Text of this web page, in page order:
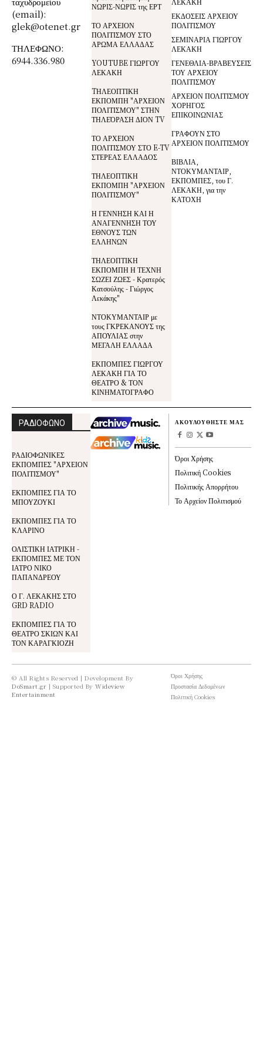
(email):
glek@otenet.gr
ΤΗΛΕΦΩΝΟ:
6944.336.980
ΝΩΡΙΣ-ΝΩΡΙΣ της ΕΡΤ
ΤΟ ΑΡΧΕΙΟΝ
ΠΟΛΙΤΙΣΜΟΥ ΣΤΟ
ΑΡΩΜΑ ΕΛΛΑΔΑΣ
YOUTUBE ΓΙΩΡΓΟΥ
ΛΕΚΑΚΗ
TΗΛΕΟΠΤΙΚΗ
ΕΚΠΟΜΠΗ "ΑΡΧΕΙΟΝ
ΠΟΛΙΤΙΣΜΟΥ" ΣΤΗΝ
ΤΗΛΕΌΡΑΣΗ ΔΙΟΝ TV
ΤΟ ΑΡΧΕΙΟΝ
ΠΟΛΙΤΙΣΜΟΥ ΣΤΟ E-TV
ΣΤΕΡΕΑΣ ΕΛΛΑΔΟΣ
ΤΗΛΕΟΠΤΙΚΗ
ΕΚΠΟΜΠΗ "ΑΡΧΕΙΟΝ
ΠΟΛΙΤΙΣΜΟΥ"
Η ΓΕΝΝΗΣΗ ΚΑΙ Η
ΑΝΑΓΕΝΝΗΣΗ ΤΟΥ
ΕΘΝΟΥΣ ΤΩΝ
ΕΛΛΗΝΩΝ
ΤΗΛΕΟΠΤΙΚΗ
ΕΚΠΟΜΠΗ Η ΤΕΧΝΗ
ΣΩΖΕΙ ΖΩΕΣ - Κρατερός
Κατσούλης - Γιώργος
Λεκάκης"
ΝΤΟΚΥΜΑΝΤΑΙΡ με
τους ΓΚΡΕΚΑΝΟΥΣ της
ΑΠΟΥΛΙΑΣ στην
ΜΕΓΑΛΗ ΕΛΛΑΔΑ
ΕΚΠΟΜΠΕΣ ΓΙΩΡΓΟΥ
ΛΕΚΑΚΗ ΓΙΑ ΤΟ
ΘΕΑΤΡΟ & ΤΟΝ
ΚΙΝΗΜΑΤΟΓΡΑΦΟ
ΕΚΔΟΣΕΙΣ ΑΡΧΕΙΟΥ
ΠΟΛΙΤΙΣΜΟΥ
ΣΕΜΙΝΑΡΙΑ ΓΙΩΡΓΟΥ
ΛΕΚΑΚΗ
ΓΕΝΕΘΛΙΑ-ΒΡΑΒΕΥΣΕΙΣ
ΤΟΥ ΑΡΧΕΙΟΥ
ΠΟΛΙΤΙΣΜΟΥ
ΑΡΧΕΙΟΝ ΠΟΛΙΤΙΣΜΟΥ
ΧΟΡΗΓΟΣ
ΕΠΙΚΟΙΝΩΝΙΑΣ
ΓΡΑΦΟΥΝ ΣΤΟ
ΑΡΧΕΙΟΝ ΠΟΛΙΤΙΣΜΟΥ
ΒΙΒΛΙΑ,
ΝΤΟΚΥΜΑΝΤΑΙΡ,
ΕΚΠΟΜΠΕΣ, του Γ.
ΛΕΚΑΚΗ, για την
ΚΑΤΟΧΗ
ΡΑΔΙΟΦΩΝΟ
ΡΑΔΙΟΦΩΝΙΚΕΣ
ΕΚΠΟΜΠΕΣ "ΑΡΧΕΙΟΝ
ΠΟΛΙΤΙΣΜΟΥ"
ΕΚΠΟΜΠΕΣ ΓΙΑ ΤΟ
ΜΠΟΥΖΟΥΚΙ
ΕΚΠΟΜΠΕΣ ΓΙΑ ΤΟ
ΚΛΑΡΙΝΟ
ΟΛΙΣΤΙΚΗ ΙΑΤΡΙΚΗ -
ΕΚΠΟΜΠΕΣ ΜΕ ΤΟΝ
ΙΑΤΡΟ ΝΙΚΟ
ΠΑΠΑΝΔΡΕΟΥ
Ο Γ. ΛΕΚΑΚΗΣ ΣΤΟ
GRD RADIO
ΕΚΠΟΜΠΕΣ ΓΙΑ ΤΟ
ΘΕΑΤΡΟ ΣΚΙΩΝ ΚΑΙ
ΤΟΝ ΚΑΡΑΓΚΙΟΖΗ
ΑΚΟΥΛΟΥΘΗΣΤΕ ΜΑΣ
Όροι Χρήσης
Πολιτική Cookies
Πολιτικής Απορρήτου
Το Αρχείον Πολιτισμού
© All Rights Reserved | Development By
DoSmart.gr | Supported By Wideview
Entertainment
Όροι Χρήσης
Προστασία Δεδομένων
Πολιτική Cookies